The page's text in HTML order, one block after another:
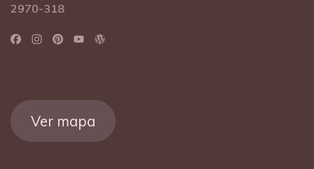
2970-318
Ver mapa